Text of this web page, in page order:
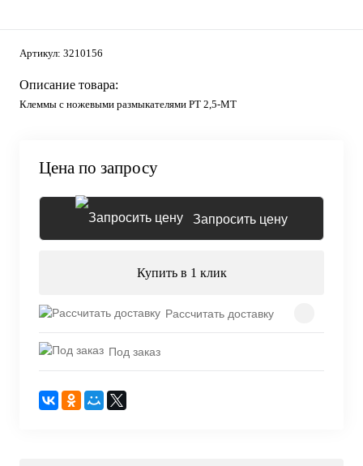
Артикул: 3210156
Описание товара:
Клеммы с ножевыми размыкателями PT 2,5-MT
Цена по запросу
Запросить цену
Купить в 1 клик
Рассчитать доставку
Под заказ